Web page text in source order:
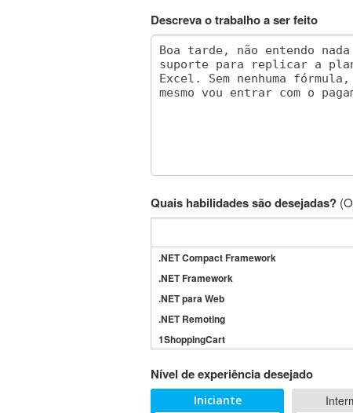
Descreva o trabalho a ser feito
Quais habilidades são desejadas?
.NET Compact Framework
.NET Framework
.NET para Web
.NET Remoting
1ShoppingCart
3GSM
4D Dimension
Nível de experiência desejado
Iniciante